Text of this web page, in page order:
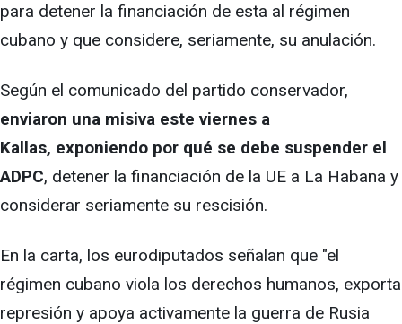
para detener la financiación de esta al régimen
cubano y que considere, seriamente, su anulación.
Según el comunicado del partido conservador,
enviaron una misiva este viernes a
Kallas, exponiendo por qué se debe suspender el
ADPC, detener la financiación de la UE a La Habana y
considerar seriamente su rescisión.
En la carta, los eurodiputados señalan que "el
régimen cubano viola los derechos humanos, exporta
represión y apoya activamente la guerra de Rusia